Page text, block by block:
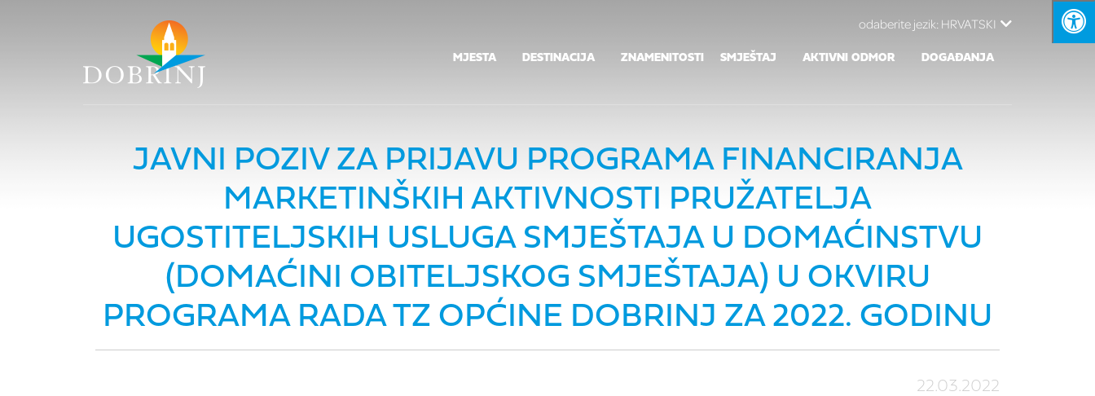
MJESTA DESTINACIJA ZNAMENITOSTI SMJEŠTAJ AKTIVNI ODMOR DOGAĐANJA
odaberite jezik:HRVATSKI
JAVNI POZIV ZA PRIJAVU PROGRAMA FINANCIRANJA
MARKETINŠKIH AKTIVNOSTI PRUŽATELJA
UGOSTITELJSKIH USLUGA SMJEŠTAJA U DOMAĆINSTVU
(DOMAĆINI OBITELJSKOG SMJEŠTAJA) U OKVIRU
PROGRAMA RADA TZ OPĆINE DOBRINJ ZA 2022. GODINU
22.03.2022